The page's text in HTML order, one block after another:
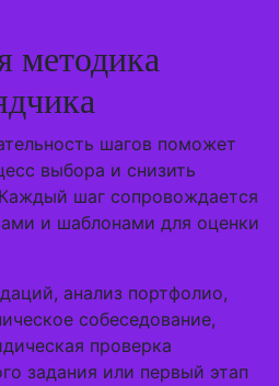
методика
шагов поможет
выбора и снизить
шаг сопровождается
и шаблонами для оценки
анализ портфолио,
собеседование,
проверка
задания или первый этап